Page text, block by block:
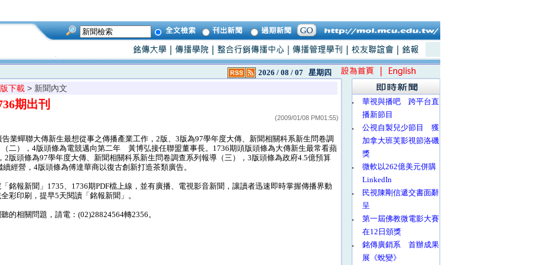
2026 / 08 / 07 星期四
下載 > 新聞內文
期出刊
(2009/01/08 PM01:55)
業蟬聯大傳新生最想從事之傳播產業工作，2版、3版為97學年度大傳、新聞相關科系新生問卷調
二），4版頭條為電競邁向第二年 黃博弘接任聯盟董事長。1736期頭版頭條為大傳新生最常看蘋
2版頭條為97學年度大傳、新聞相關科系新生問卷調查系列報導（三），3版頭條為政府4.5億預算
經營，4版頭條為傅達華商以復古創新打造茶類廣告。
銘報新聞」1735、1736期PDF檔上線，並有廣播、電視影音新聞，讓讀者迅速即時掌握傳播界動
彩印刷，提早5天閱讀「銘報新聞」。
的相關問題，請電：(02)28824564轉2356。
‧
華視與播吧 跨平台直
播新節目
‧
公視自製兒少節目 獲
加拿大班芙影視節洛磯
獎
‧
微軟以262億美元併購
LinkedIn
‧
民視陳剛信遞交書面辭
呈
‧
第一屆佛教微電影大賽
在12日頒獎
‧
銘傳廣銷系 首辦成果
展《蛻變》